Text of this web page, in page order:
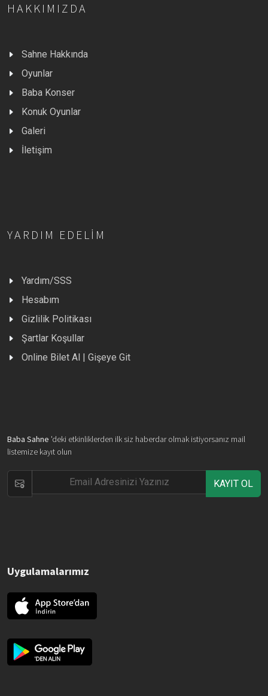
HAKKIMIZDA
Sahne Hakkında
Oyunlar
Baba Konser
Konuk Oyunlar
Galeri
İletişim
YARDIM EDELIM
Yardım/SSS
Hesabım
Gizlilik Politikası
Şartlar Koşullar
Online Bilet Al | Gişeye Git
Baba Sahne 'deki etkinliklerden ilk siz haberdar olmak istiyorsanız mail
listemize kayıt olun
KAYIT OL
Uygulamalarımız